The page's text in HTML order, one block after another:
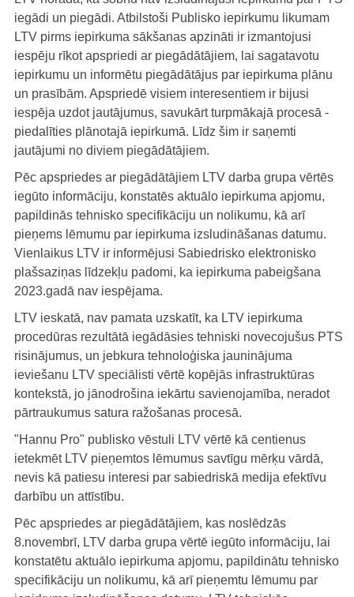
iegādi un piegādi. Atbilstoši Publisko iepirkumu likumam
LTV pirms iepirkuma sākšanas apzināti ir izmantojusi
iespēju rīkot apspriedi ar piegādātājiem, lai sagatavotu
iepirkumu un informētu piegādātājus par iepirkuma plānu
un prasībām. Apspriedē visiem interesentiem ir bijusi
iespēja uzdot jautājumus, savukārt turpmākajā procesā -
piedalīties plānotajā iepirkumā. Līdz šim ir saņemti
jautājumi no diviem piegādātājiem.
Pēc apspriedes ar piegādātājiem LTV darba grupa vērtēs
iegūto informāciju, konstatēs aktuālo iepirkuma apjomu,
papildinās tehnisko specifikāciju un nolikumu, kā arī
pieņems lēmumu par iepirkuma izsludināšanas datumu.
Vienlaikus LTV ir informējusi Sabiedrisko elektronisko
plašsaziņas līdzekļu padomi, ka iepirkuma pabeigšana
2023.gadā nav iespējama.
LTV ieskatā, nav pamata uzskatīt, ka LTV iepirkuma
procedūras rezultātā iegādāsies tehniski novecojušus PTS
risinājumus, un jebkura tehnoloģiska jauninājuma
ieviešanu LTV speciālisti vērtē kopējās infrastruktūras
kontekstā, jo jānodrošina iekārtu savienojamība, neradot
pārtraukumus satura ražošanas procesā.
"Hannu Pro" publisko vēstuli LTV vērtē kā centienus
ietekmēt LTV pieņemtos lēmumus savtīgu mērķu vārdā,
nevis kā patiesu interesi par sabiedriskā medija efektīvu
darbību un attīstību.
Pēc apspriedes ar piegādātājiem, kas noslēdzās
8.novembrī, LTV darba grupa vērtē iegūto informāciju, lai
konstatētu aktuālo iepirkuma apjomu, papildinātu tehnisko
specifikāciju un nolikumu, kā arī pieņemtu lēmumu par